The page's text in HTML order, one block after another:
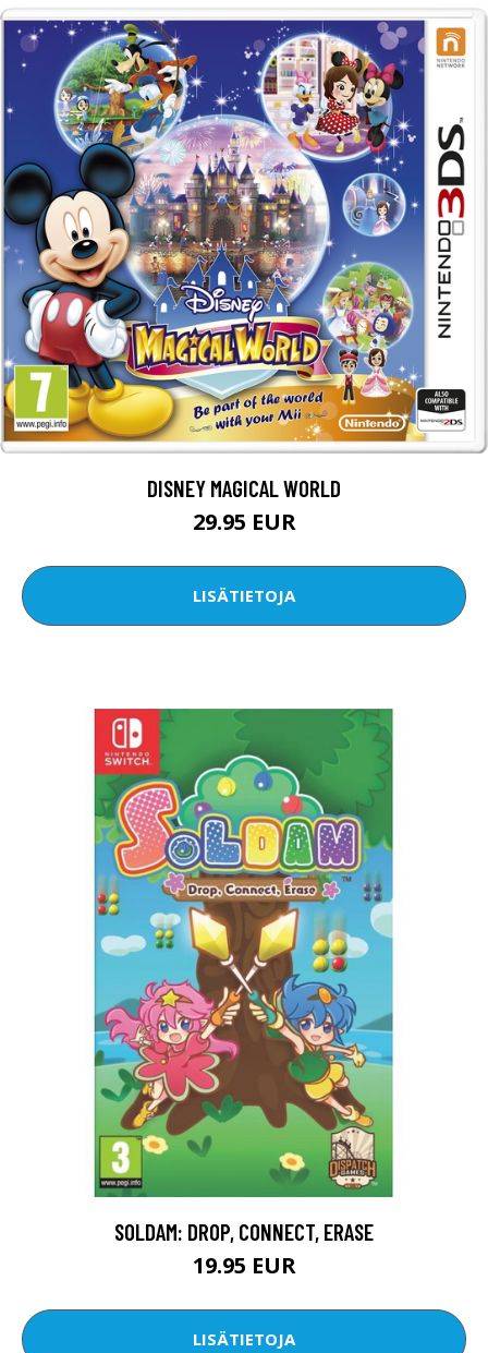
DISNEY MAGICAL WORLD
29.95 EUR
LISÄTIETOJA
SOLDAM: DROP, CONNECT, ERASE
19.95 EUR
LISÄTIETOJA